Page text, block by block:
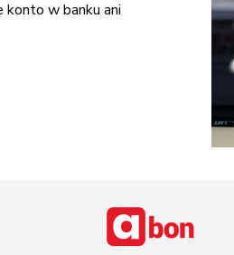
w banku ani